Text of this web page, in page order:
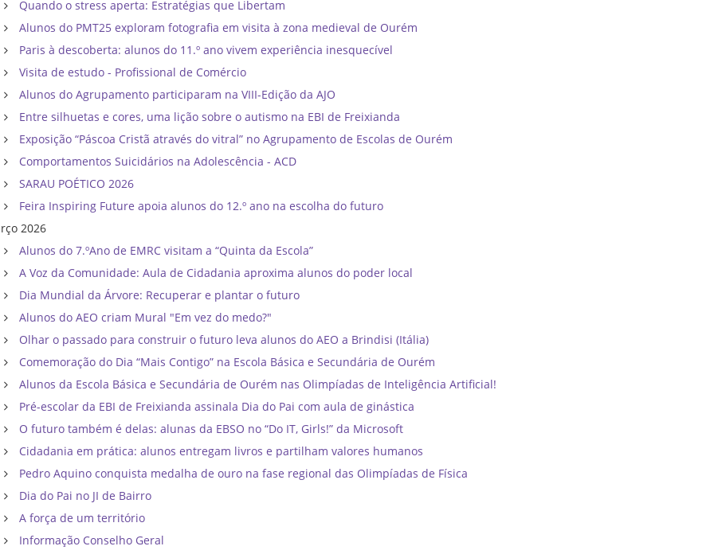
Quando o stress aperta: Estratégias que Libertam
Alunos do PMT25 exploram fotografia em visita à zona medieval de Ourém
Paris à descoberta: alunos do 11.º ano vivem experiência inesquecível
Visita de estudo - Profissional de Comércio
Alunos do Agrupamento participaram na VIII-Edição da AJO
Entre silhuetas e cores, uma lição sobre o autismo na EBI de Freixianda
Exposição “Páscoa Cristã através do vitral” no Agrupamento de Escolas de Ourém
Comportamentos Suicidários na Adolescência - ACD
SARAU POÉTICO 2026
Feira Inspiring Future apoia alunos do 12.º ano na escolha do futuro
2026
Alunos do 7.ºAno de EMRC visitam a “Quinta da Escola”
A Voz da Comunidade: Aula de Cidadania aproxima alunos do poder local
Dia Mundial da Árvore: Recuperar e plantar o futuro
Alunos do AEO criam Mural "Em vez do medo?"
Olhar o passado para construir o futuro leva alunos do AEO a Brindisi (Itália)
Comemoração do Dia “Mais Contigo” na Escola Básica e Secundária de Ourém
Alunos da Escola Básica e Secundária de Ourém nas Olimpíadas de Inteligência Artificial!
Pré-escolar da EBI de Freixianda assinala Dia do Pai com aula de ginástica
O futuro também é delas: alunas da EBSO no “Do IT, Girls!” da Microsoft
Cidadania em prática: alunos entregam livros e partilham valores humanos
Pedro Aquino conquista medalha de ouro na fase regional das Olimpíadas de Física
Dia do Pai no JI de Bairro
A força de um território
Informação Conselho Geral